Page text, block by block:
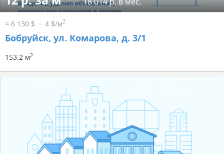
≈ 6 130 $ 4 $/м2
Бобруйск, ул. Комарова, д. 3/1
153.2 м2